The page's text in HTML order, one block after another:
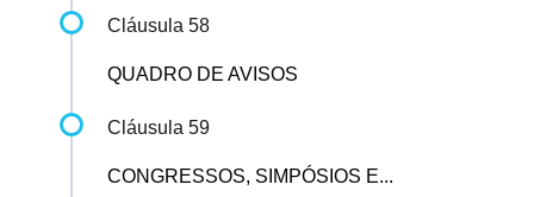
Cláusula 58
QUADRO DE AVISOS
Cláusula 59
CONGRESSOS, SIMPÓSIOS E...